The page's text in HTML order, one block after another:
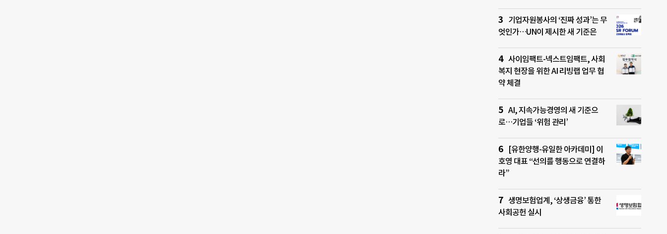
기업자원봉사의 ‘진짜 성과’는 무
엇인가…UN이 제시한 새 기준은
사이임팩트-넥스트임팩트, 사회
복지 현장을 위한 AI 리빙랩 업무 협
약 체결
AI, 지속가능경영의 새 기준으
로…기업들 ‘위험 관리’
[유한양행-유일한 아카데미] 이
호영 대표 “선의를 행동으로 연결하
라”
생명보험업계, ‘상생금융’ 통한
사회공헌 실시